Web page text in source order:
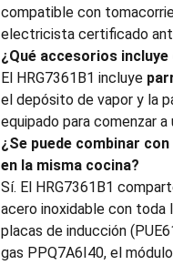
compatible con
electricista certificado
¿Qué accesorios
El HRG7361B1 incluye
el depósito de vapor y la
equipado para comenzar
¿Se puede combinar
en la misma cocina?
Sí. El HRG7361B1
acero inoxidable con toda
placas de inducción
gas PPQ7A6I40, el